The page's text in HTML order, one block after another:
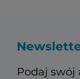
Podaj swój